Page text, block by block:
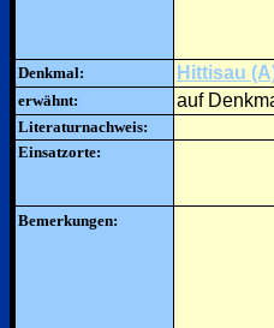
Denkmal: Hittisau
erwähnt: auf
Literaturnachweis:
Einsatzorte:
Bemerkungen: